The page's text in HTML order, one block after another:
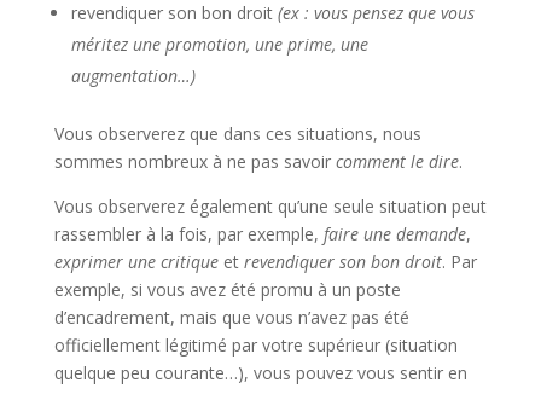
revendiquer son bon droit (ex : vous pensez que vous
méritez une promotion, une prime, une
augmentation…)
Vous observerez que dans ces situations, nous
sommes nombreux à ne pas savoircomment le dire.
Vous observerez également qu’une seule situation peut
rassembler à la fois, par exemple, faire une demande,
exprimer une critiqueet revendiquer son bon droit. Par
exemple, si vous avez été promu à un poste
d’encadrement, mais que vous n’avez pas été
officiellement légitimé par votre supérieur (situation
quelque peu courante…), vous pouvez vous sentir en